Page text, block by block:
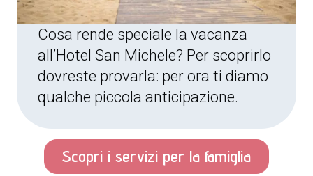
Cosa rende speciale la vacanza
all’Hotel San Michele? Per scoprirlo
dovreste provarla: per ora ti diamo
qualche piccola anticipazione.
Scopri i servizi per la famiglia